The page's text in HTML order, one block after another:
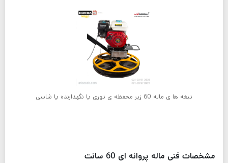
تیغه ها ی ماله 60 زیر محفظه ی توری یا نگهدارنده یا شاسی
مشخصات فنی ماله پروانه ای 60 سانت